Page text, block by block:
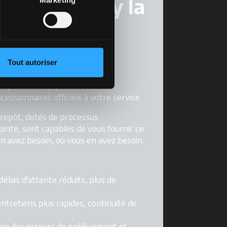
Tout autoriser
MotorValley la
à plein
officiels à votre service.
dotés de processus
sont capables de vous fournir ce
avez besoin, où vous en avez besoin.
d'attente réduits, plus de
plus rapides, continuité de